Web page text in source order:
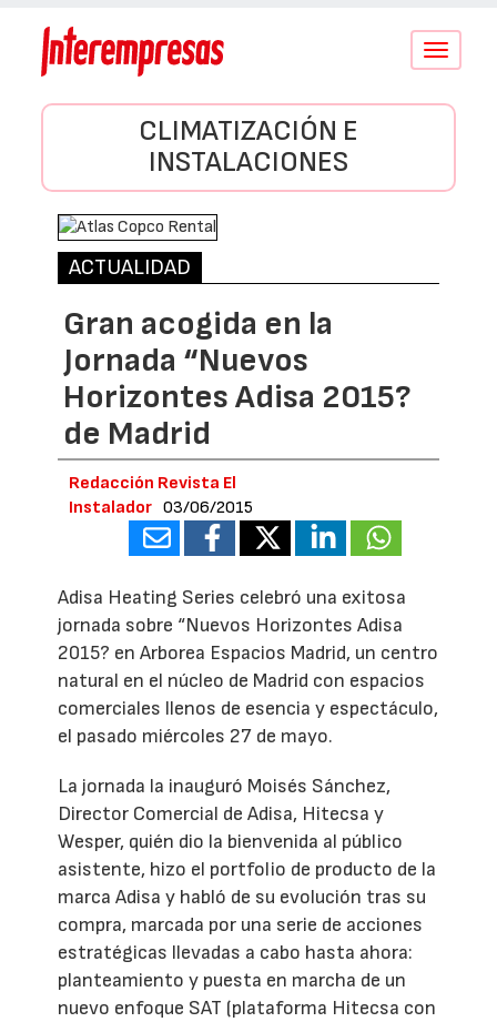
Conmutar
CLIMATIZACIÓN E
INSTALACIONES
ACTUALIDAD
Gran acogida en la
Jornada “Nuevos
Horizontes Adisa 2015?
de Madrid
Redacción Revista El
Instalador 03/06/2015
Adisa Heating Series celebró una exitosa
jornada sobre “Nuevos Horizontes Adisa
2015? en Arborea Espacios Madrid, un centro
natural en el núcleo de Madrid con espacios
comerciales llenos de esencia y espectáculo,
el pasado miércoles 27 de mayo.
La jornada la inauguró Moisés Sánchez,
Director Comercial de Adisa, Hitecsa y
Wesper, quién dio la bienvenida al público
asistente, hizo el portfolio de producto de la
marca Adisa y habló de su evolución tras su
compra, marcada por una serie de acciones
estratégicas llevadas a cabo hasta ahora:
planteamiento y puesta en marcha de un
nuevo enfoque SAT (plataforma Hitecsa con